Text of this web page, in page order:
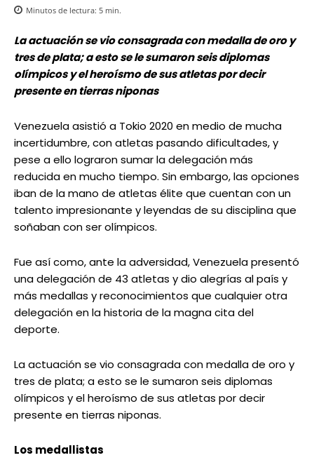
Minutos de lectura: 5 min.
La actuación se vio consagrada con medalla de oro y
tres de plata; a esto se le sumaron seis diplomas
olímpicos y el heroísmo de sus atletas por decir
presente en tierras niponas
Venezuela asistió a Tokio 2020 en medio de mucha
incertidumbre, con atletas pasando dificultades, y
pese a ello lograron sumar la delegación más
reducida en mucho tiempo. Sin embargo, las opciones
iban de la mano de atletas élite que cuentan con un
talento impresionante y leyendas de su disciplina que
soñaban con ser olímpicos.
Fue así como, ante la adversidad, Venezuela presentó
una delegación de 43 atletas y dio alegrías al país y
más medallas y reconocimientos que cualquier otra
delegación en la historia de la magna cita del
deporte.
La actuación se vio consagrada con medalla de oro y
tres de plata; a esto se le sumaron seis diplomas
olímpicos y el heroísmo de sus atletas por decir
presente en tierras niponas.
Los medallistas